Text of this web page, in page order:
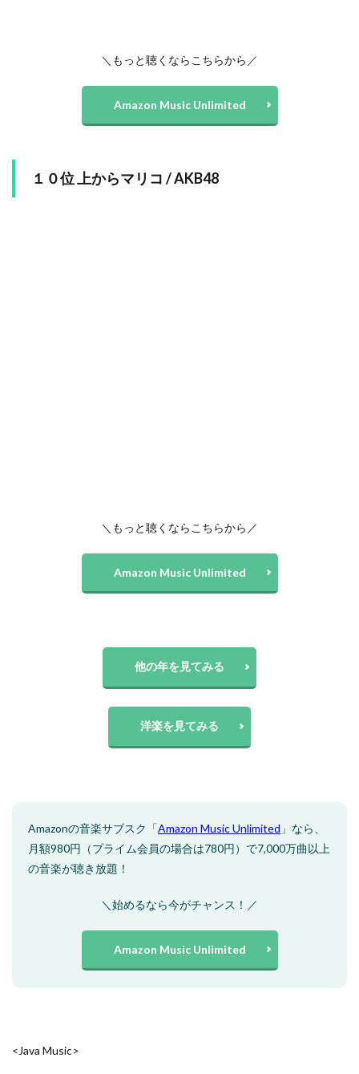
＼もっと聴くならこちらから／
Amazon Music Unlimited
１０位 上からマリコ / AKB48
＼もっと聴くならこちらから／
Amazon Music Unlimited
他の年を見てみる
洋楽を見てみる
Amazonの音楽サブスク「Amazon Music Unlimited 」なら、
月額980円（プライム会員の場合は780円）で7,000万曲以上
の音楽が聴き放題！
＼始めるなら今がチャンス！／
Amazon Music Unlimited
<Java Music>